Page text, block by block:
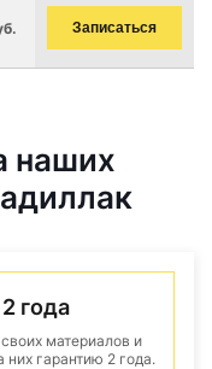
Записаться
наших
года
материалов и
гарантию 2 года.